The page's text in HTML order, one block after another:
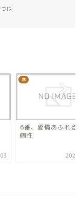
つじ
虎
6番、愛情あふれる
個性
2021-